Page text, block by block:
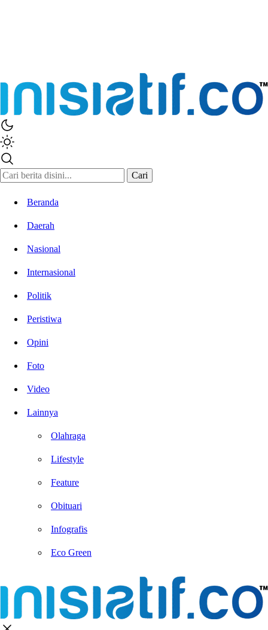
Inisiatif.co
Stay Connected Stay Informed
Cari
Beranda
Daerah
Nasional
Internasional
Politik
Peristiwa
Opini
Foto
Video
Lainnya
Olahraga
Lifestyle
Feature
Obituari
Infografis
Eco Green